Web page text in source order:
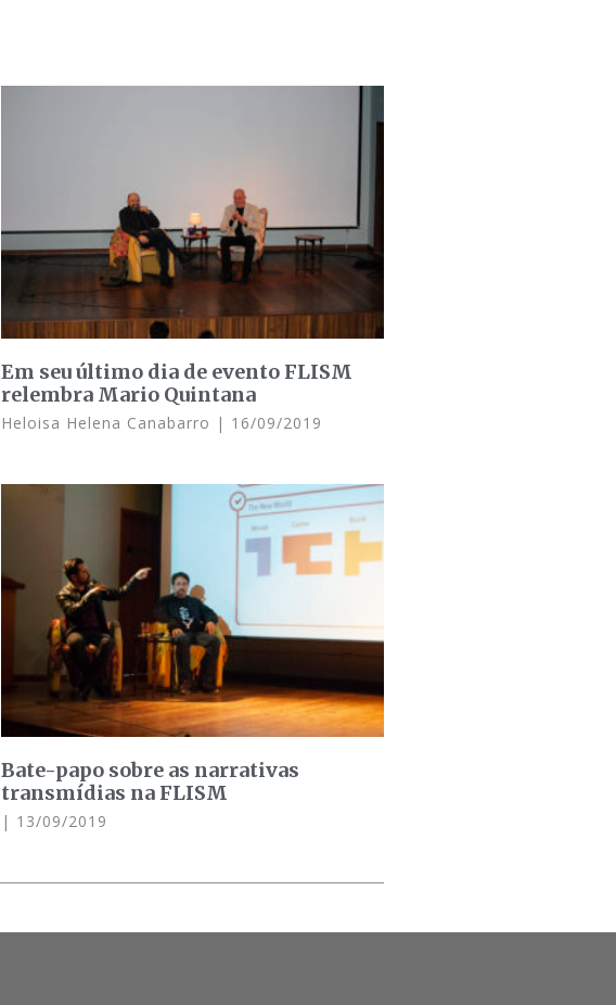
Em seu último dia de evento FLISM
relembra Mario Quintana
Heloisa Helena Canabarro 16/09/2019
Bate-papo sobre as narrativas
transmídias na FLISM
13/09/2019